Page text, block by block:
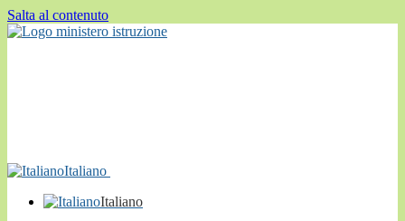
Salta al contenuto
Italiano
Italiano